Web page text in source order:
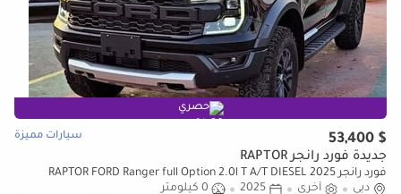
حصري
$ 53,400 سيارات مميزة
جديدة فورد رانجر RAPTOR
فورد رانجر RAPTOR FORD Ranger full Option 2.0l T A/T DIESEL 2025
MODEL
دبي أخرى 2025
0 كيلومتر